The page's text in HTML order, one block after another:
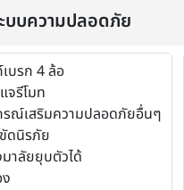
บบความปลอดภัย
บรก 4 ล้อ
รีโมท
ณ์เสริมความปลอดภัยอื่นๆ
ดนิรภัย
าลัยยุบตัวได้